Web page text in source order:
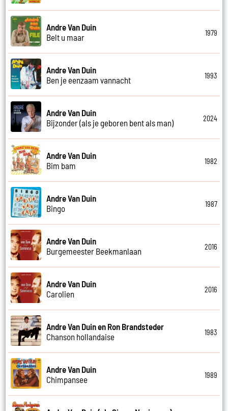
Andre Van Duin
Belt u maar
1979
Andre Van Duin
Ben je eenzaam vannacht
1993
Andre Van Duin
Bijzonder (als je geboren bent als man)
2024
Andre Van Duin
Bim bam
1982
Andre Van Duin
Bingo
1987
Andre Van Duin
Burgemeester Beekmanlaan
2016
Andre Van Duin
Carolien
2016
Andre Van Duin en Ron Brandsteder
Chanson hollandaise
1983
Andre Van Duin
Chimpansee
1989